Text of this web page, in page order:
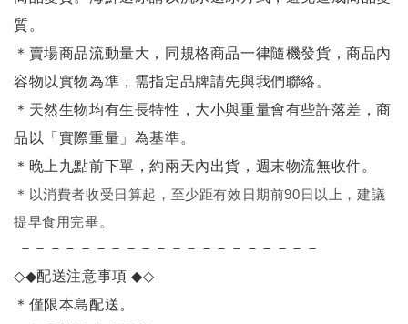
質。
＊賣場商品流動量大，同規格商品一律隨機發貨，商品內
容物以實物為準，需指定品牌請先與我們聯絡。
＊天然生物均有生長特性，大小與重量會有些許落差，商
品以「實際重量」為基準。
＊晚上九點前下單，約兩天內出貨，週末物流無收件。
＊ 以消費者收受日算起，至少距有效日期前90日以上，建議
提早食用完畢。
－－－－－－－－－－－－－－－－－－－－
◇◆配送注意事項◆◇
＊僅限本島配送。